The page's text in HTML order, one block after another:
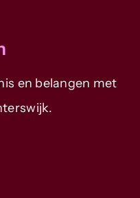
en belangen met